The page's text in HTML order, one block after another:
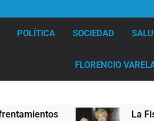
POLÍTICA SOCIEDAD
FLORENCIO
La Fiscalía